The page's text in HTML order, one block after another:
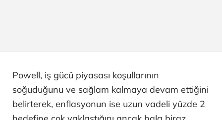
Powell, iş gücü piyasası koşullarının
soğuduğunu ve sağlam kalmaya devam ettiğini
belirterek, enflasyonun ise uzun vadeli yüzde 2